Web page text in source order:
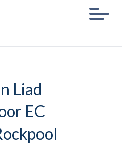
Liad
EC